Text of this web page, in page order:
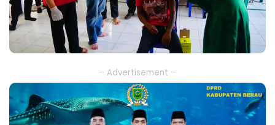
– Advertisement –